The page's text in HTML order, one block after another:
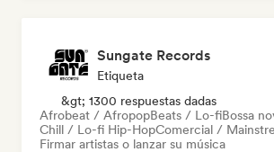
Sungate Records
Etiqueta
&gt; 1300 respuestas dadas
Afrobeat / AfropopBeats / Lo-fiBossa
Chill / Lo-fi Hip-HopComercial /
Firmar artistas o lanzar su música